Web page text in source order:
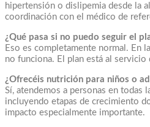
hipertensión o dislipemia desde la
coordinación con el médico de
¿Qué pasa si no puedo seguir el
Eso es completamente normal. En
no funciona. El plan está al servicio
¿Ofrecéis nutrición para niños o
Sí, atendemos a personas en todas
incluyendo etapas de crecimiento
impacto especialmente importante.